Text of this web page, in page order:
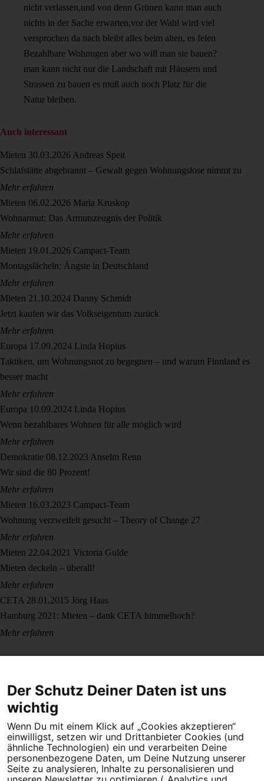
nicht verlassen,und von denn Grünen kann man auch
nichts in der Sache erwarten,vor der Wahl wird viel
versprochen da nach bleibt alles beim alten, es felen
Bezahlbare Wohnugen aber wo will man sie bauen?
man kann nicht nur die Landschaft mit Häusern und
Strassen zu bauen es muß auch noch Platz für die
Natur bleiben.
Auch interessant
Mieten 30.03.2026 Andreas Speit
Schlafstätte abgebrannt – Gewalt gegen Wohnungslose nimmt zu
Mehr erfahren
Mieten 06.02.2026 Maria Kruskop
Wohnarmut: Das Armutszeugnis der Politik
Mehr erfahren
Mieten 19.01.2026 Campact-Team
Montagslächeln: Ängste in Deutschland
Mehr erfahren
Mieten 21.10.2024 Danny Schmidt
Jetzt kaufen wir das Volkseigentum zurück
Mehr erfahren
Europa 17.09.2024 Linda Hopius
Taktiken, um Wohnungsnot zu begegnen – und warum Finnland es
besser macht
Mehr erfahren
Europa 10.09.2024 Linda Hopius
Wenn bezahlbares Wohnen für alle möglich wird
Mehr erfahren
Demokratie 08.12.2023 Anselm Renn
Wir sind die 80 Prozent!
Mehr erfahren
Mieten 16.03.2023 Campact-Team
Wohnung verzweifelt gesucht – Theory of Change 27
Mehr erfahren
Mieten 22.04.2021 Victoria Gulde
Mieten deckeln – überall!
Mehr erfahren
CETA 28.01.2015 Jörg Haas
Hamburg 2021: Mieten – dank CETA himmelhoch?
Mehr erfahren
Dein Engagement macht den Unterschied. Schließe Dich 4,5
Millionen Menschen an.
Newsletter bestellen
Der Schutz Deiner Daten ist uns
wichtig
Wenn Du mit einem Klick auf „Cookies akzeptieren“
einwilligst, setzen wir und Drittanbieter Cookies (und
ähnliche Technologien) ein und verarbeiten Deine
personenbezogene Daten, um Deine Nutzung unserer
Seite zu analysieren, Inhalte zu personalisieren und